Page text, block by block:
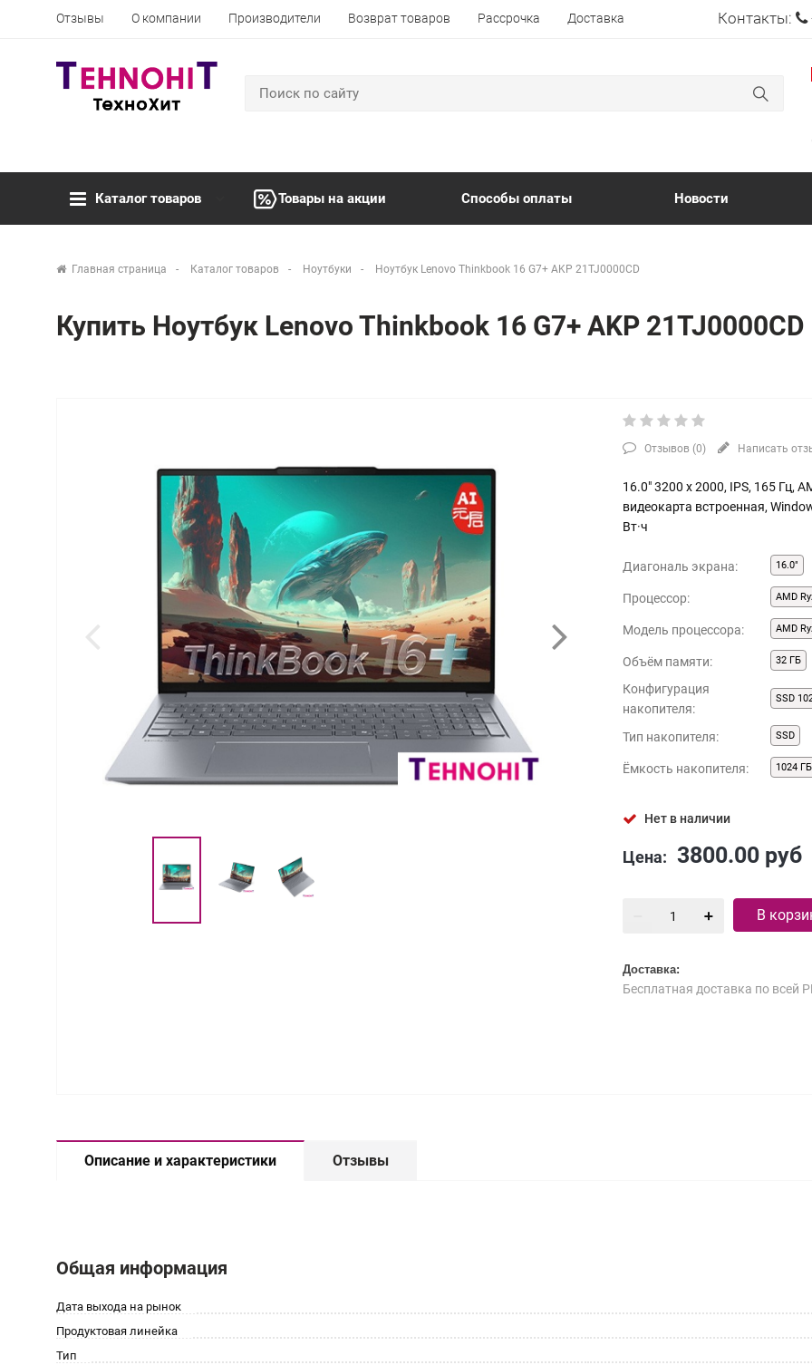
Отзывы О компании Производители Возврат товаров Рассрочка Доставка Контакты:
Каталог товаров Товары на акции Способы оплаты Новости
Главная страница Каталог товаров Ноутбуки Ноутбук Lenovo Thinkbook 16 G7+ AKP 21TJ0000CD
Купить Ноутбук Lenovo Thinkbook 16 G7+ AKP 21TJ0000CD
Отзывов (0) Написать
16.0" 3200 x 2000, IPS, 165 Гц,
видеокарта встроенная,
Вт·ч
Диагональ экрана: 16.0"
Процессор: AMD
Модель процессора: AMD
Объём памяти: 32 ГБ
Конфигурация
накопителя:
SSD
Тип накопителя: SSD
Ёмкость накопителя: 1024 ГБ
Нет в наличии
Цена: 3800.00 руб
В
Доставка:
Бесплатная доставка по всей
Описание и характеристики Отзывы
Общая информация
Дата выхода на рынок
Продуктовая линейка
Тип